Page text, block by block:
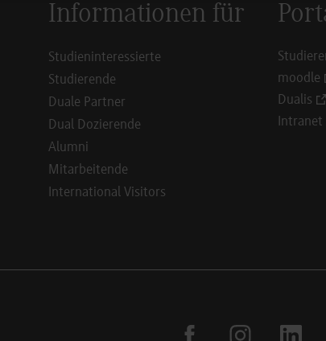
Informationen für
Studieninteressierte
Studierende
Duale Partner
Dual Dozierende
Alumni
Mitarbeitende
International Visitors
moodle
Dualis
Intranet
facebook instagramlinkedin